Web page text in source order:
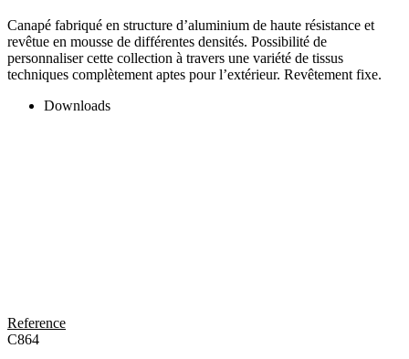
Canapé fabriqué en structure d’aluminium de haute résistance et
revêtue en mousse de différentes densités. Possibilité de
personnaliser cette collection à travers une variété de tissus
techniques complètement aptes pour l’extérieur. Revêtement fixe.
Downloads
Reference
C864